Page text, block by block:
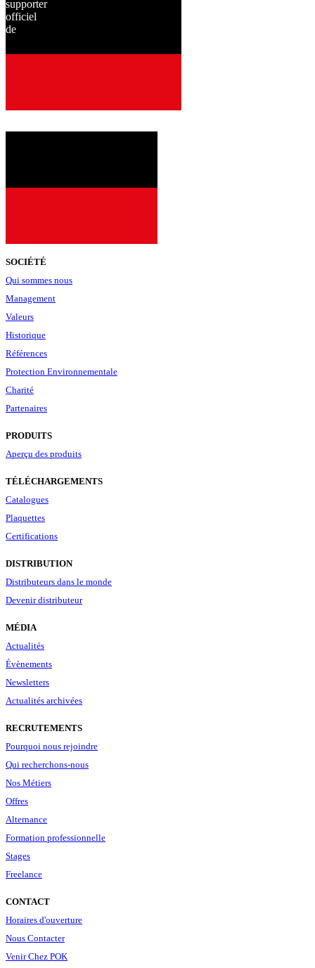
supporter
officiel
de
SOCIÉTÉ
Qui sommes nous
Management
Valeurs
Historique
Références
Protection Environnementale
Charité
Partenaires
PRODUITS
Aperçu des produits
TÉLÉCHARGEMENTS
Catalogues
Plaquettes
Certifications
DISTRIBUTION
Distributeurs dans le monde
Devenir distributeur
MÉDIA
Actualités
Évènements
Newsletters
Actualités archivées
RECRUTEMENTS
Pourquoi nous rejoindre
Qui recherchons-nous
Nos Métiers
Offres
Alternance
Formation professionnelle
Stages
Freelance
CONTACT
Horaires d'ouverture
Nous Contacter
Venir Chez POK